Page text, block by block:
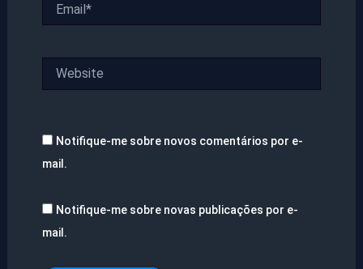
Notifique-me sobre novos comentários por e-
mail.
Notifique-me sobre novas publicações por e-
mail.